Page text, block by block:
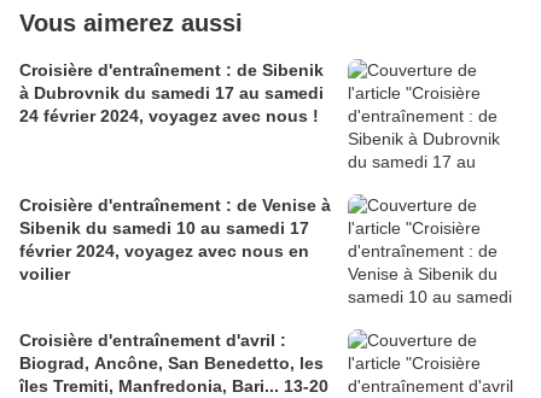
Vous aimerez aussi
Croisière d'entraînement : de Sibenik
à Dubrovnik du samedi 17 au samedi
24 février 2024, voyagez avec nous !
Croisière d'entraînement : de Venise à
Sibenik du samedi 10 au samedi 17
février 2024, voyagez avec nous en
voilier
Croisière d'entraînement d'avril :
Biograd, Ancône, San Benedetto, les
îles Tremiti, Manfredonia, Bari... 13-20